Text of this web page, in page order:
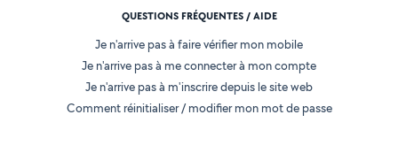
QUESTIONS FRÉQUENTES / AIDE
Je n'arrive pas à faire vérifier mon mobile
Je n'arrive pas à me connecter à mon compte
Je n'arrive pas à m'inscrire depuis le site web
Comment réinitialiser / modifier mon mot de passe